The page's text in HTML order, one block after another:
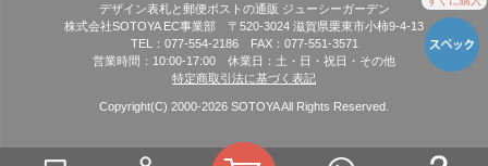
デザイン表札と郵便ポストの通販 ジューシーガーデン
株式会社SOTOYA EC事業部 〒520-3024 滋賀県栗東市小柿9-4-13
TEL：077-554-2186 FAX：077-551-3571
営業時間：10:00-17:00 休業日：土・日・祝日・その他
特定商取引法に基づく表記
Copyright(C) 2000-2026 SOTOYA All Rights Reserved.